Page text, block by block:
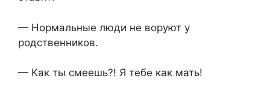
— Нормальные люди не воруют у
родственников.
— Как ты смеешь?! Я тебе как мать!